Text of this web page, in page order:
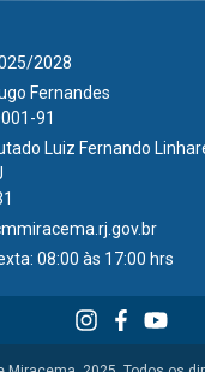
2028
Fernandes
91
Luiz Fernando
08:00 às 17:00 hrs